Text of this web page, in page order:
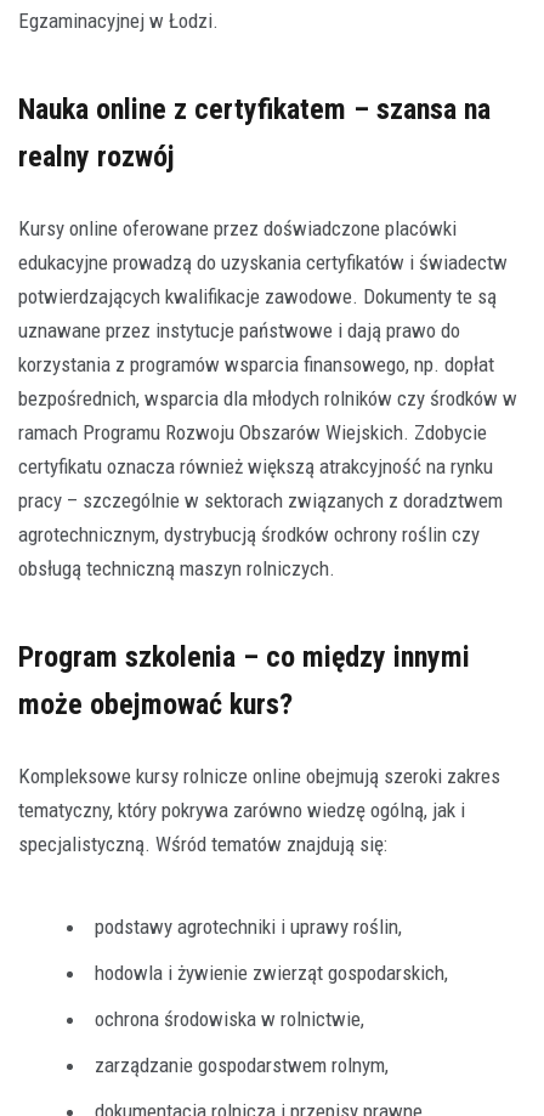
Egzaminacyjnej w Łodzi.
Nauka online z certyfikatem – szansa na
realny rozwój
Kursy online oferowane przez doświadczone placówki
edukacyjne prowadzą do uzyskania certyfikatów i świadectw
potwierdzających kwalifikacje zawodowe. Dokumenty te są
uznawane przez instytucje państwowe i dają prawo do
korzystania z programów wsparcia finansowego, np. dopłat
bezpośrednich, wsparcia dla młodych rolników czy środków w
ramach Programu Rozwoju Obszarów Wiejskich. Zdobycie
certyfikatu oznacza również większą atrakcyjność na rynku
pracy – szczególnie w sektorach związanych z doradztwem
agrotechnicznym, dystrybucją środków ochrony roślin czy
obsługą techniczną maszyn rolniczych.
Program szkolenia – co między innymi
może obejmować kurs?
Kompleksowe kursy rolnicze online obejmują szeroki zakres
tematyczny, który pokrywa zarówno wiedzę ogólną, jak i
specjalistyczną. Wśród tematów znajdują się:
podstawy agrotechniki i uprawy roślin,
hodowla i żywienie zwierząt gospodarskich,
ochrona środowiska w rolnictwie,
zarządzanie gospodarstwem rolnym,
dokumentacja rolnicza i przepisy prawne,